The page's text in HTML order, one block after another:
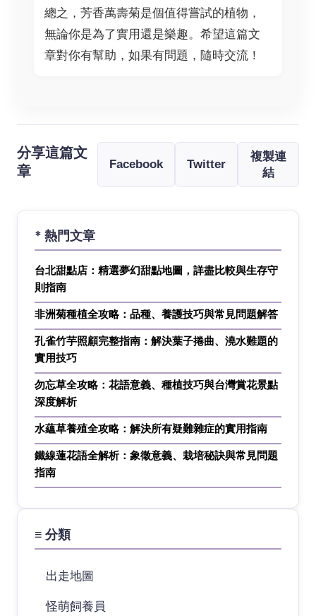
總之，芳香萬壽菊是個值得嘗試的植物，
無論你是為了實用還是樂趣。希望這篇文
章對你有幫助，如果有問題，隨時交流！
分享這篇文
章
Facebook Twitter
複製連
結
* 熱門文章
台北甜點店：精選夢幻甜點地圖，詳盡比較與生存守
則指南
非洲菊種植全攻略：品種、養護技巧與常見問題解答
孔雀竹芋照顧完整指南：解決葉子捲曲、澆水難題的
實用技巧
勿忘草全攻略：花語意義、種植技巧與台灣賞花景點
深度解析
水蘊草養殖全攻略：解決所有疑難雜症的實用指南
鐵線蓮花語全解析：象徵意義、栽培秘訣與常見問題
指南
≡ 分類
出走地圖
怪萌飼養員